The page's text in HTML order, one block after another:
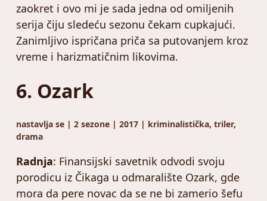
zaokret i ovo mi je sada jedna od omiljenih
serija čiju sledeću sezonu čekam cupkajući.
Zanimljivo ispričana priča sa putovanjem kroz
vreme i harizmatičnim likovima.
6. Ozark
nastavlja se | 2 sezone | 2017 | kriminalistička, triler,
drama
Radnja: Finansijski savetnik odvodi svoju
porodicu iz Čikaga u odmaralište Ozark, gde
mora da pere novac da se ne bi zamerio šefu